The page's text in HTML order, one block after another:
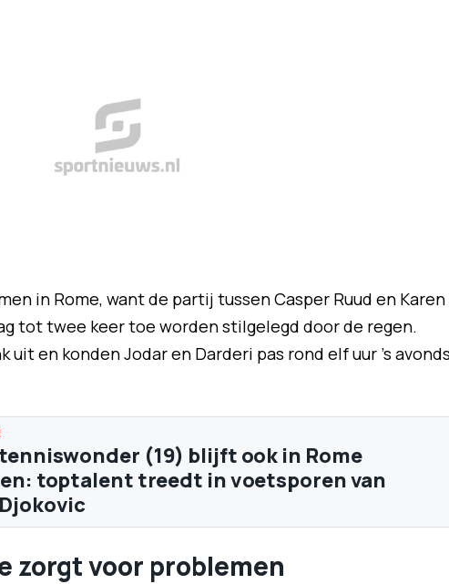
in Rome, want de partij tussen Casper Ruud en Karen
tot twee keer toe worden stilgelegd door de regen.
uit en konden Jodar en Darderi pas rond elf uur 's
(19) blijft ook in Rome
toptalent treedt in voetsporen van
zorgt voor problemen